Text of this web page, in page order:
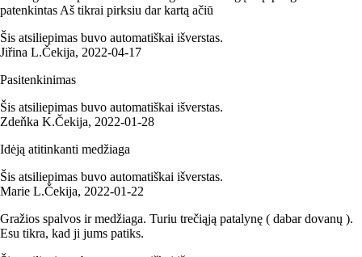
patenkintas Aš tikrai pirksiu dar kartą ačiū
Šis atsiliepimas buvo automatiškai išverstas.
Jiřina L.Čekija, 2022‑04‑17
Pasitenkinimas
Šis atsiliepimas buvo automatiškai išverstas.
Zdeňka K.Čekija, 2022‑01‑28
Idėją atitinkanti medžiaga
Šis atsiliepimas buvo automatiškai išverstas.
Marie L.Čekija, 2022‑01‑22
Gražios spalvos ir medžiaga. Turiu trečiąją patalynę ( dabar dovanų ).
Esu tikra, kad ji jums patiks.